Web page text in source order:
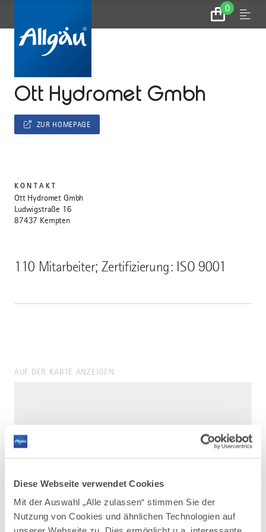
Diese Webseite verwendet Cookies
Mit der Auswahl „Alle zulassen“ stimmen Sie der
Nutzung von Cookies und ähnlichen Technologien auf
0
Zum
Warenkorb
Menu
Ott Hydromet Gmbh
110 Mitarbeiter; Zertifizierung: ISO 9001
ZUR HOMEPAGE
KONTAKT
Ott Hydromet Gmbh
Ludwigstraße 16
87437 Kempten
AUF DER KARTE ANZEIGEN